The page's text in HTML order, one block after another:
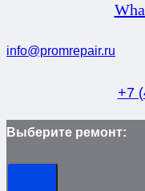
info@promrepair.ru
+7
Выберите ремонт: